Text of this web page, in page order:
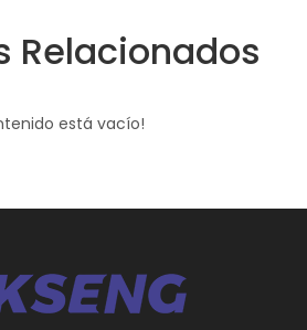
Relacionados
está vacío!